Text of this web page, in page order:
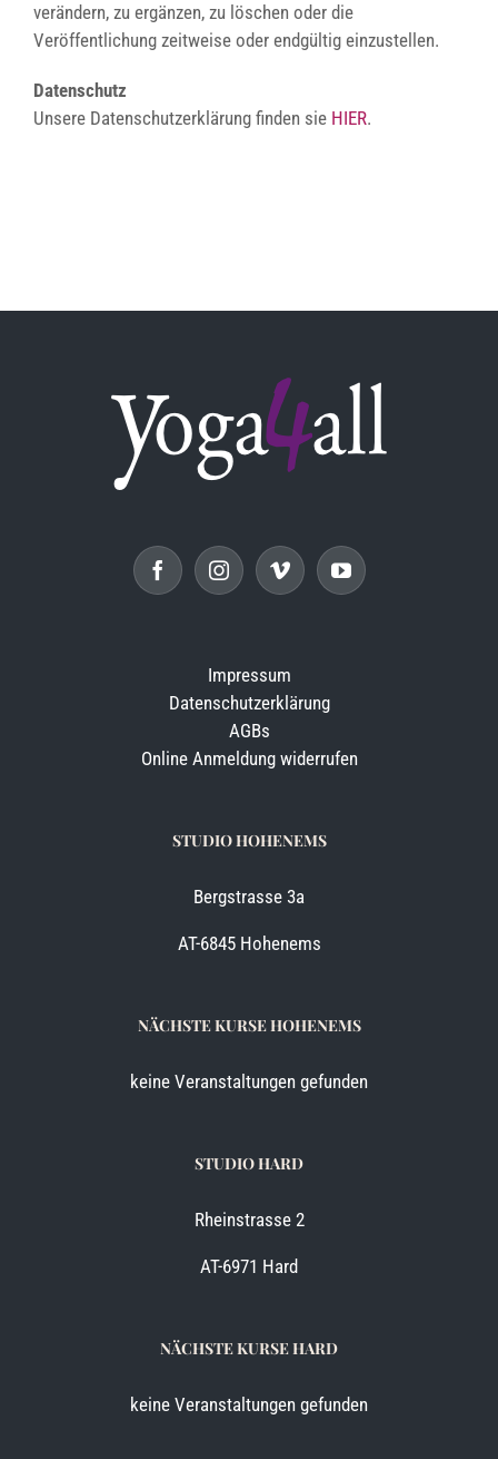
verändern, zu ergänzen, zu löschen oder die
Veröffentlichung zeitweise oder endgültig einzustellen.
Datenschutz
Unsere Datenschutzerklärung finden sie HIER.
Impressum
Datenschutzerklärung
AGBs
Online Anmeldung widerrufen
STUDIO HOHENEMS
Bergstrasse 3a
AT-6845 Hohenems
NÄCHSTE KURSE HOHENEMS
keine Veranstaltungen gefunden
STUDIO HARD
Rheinstrasse 2
AT-6971 Hard
NÄCHSTE KURSE HARD
keine Veranstaltungen gefunden